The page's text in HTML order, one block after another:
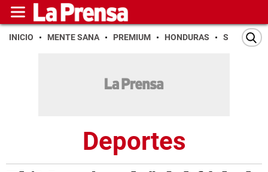
INICIO MENTE SANA PREMIUM HONDURAS SAN PEDRO
Deportes